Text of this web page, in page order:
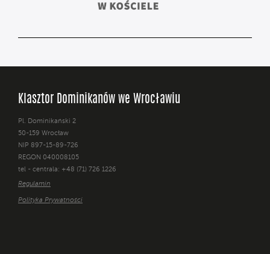
Klasztor Dominikanów we Wrocławiu
Pl. Dominikański 2
50-159 Wrocław
NIP 897-15-89-726
REGON 040008105
tel - centrala: +48 (71) 726 1226
Regulamin
Polityka Prywatności